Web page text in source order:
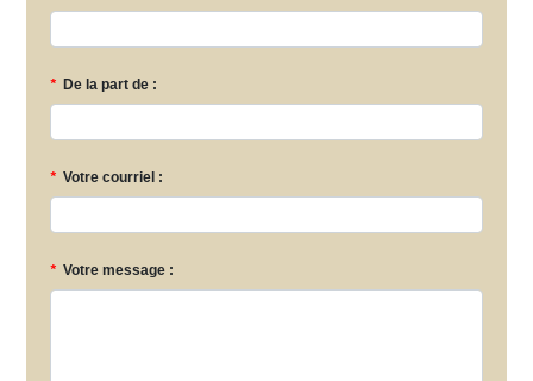
* De la part de :
* Votre courriel :
* Votre message :